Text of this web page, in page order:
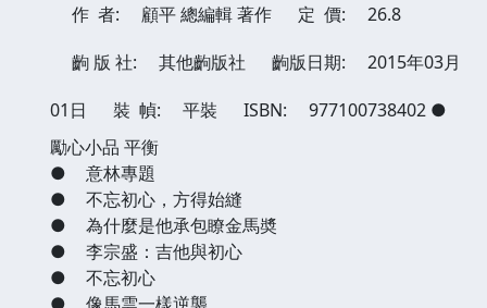
作 者: 顧平 總編輯 著作 定 價:
26.8
齣 版 社:
其他齣版社 齣版日期:
2015年03月
01日
裝 幀: 平裝 ISBN: 977100738402 ●
勵心小品 平衡
●
意林專題
●
不忘初心，方得始縫
●
為什麼是他承包瞭金馬奬
●
李宗盛：吉他與初心
●
不忘初心